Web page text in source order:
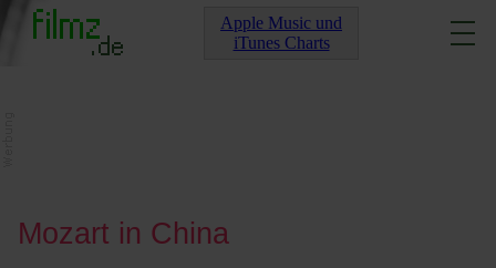
Apple Music und
iTunes Charts
Mozart in China